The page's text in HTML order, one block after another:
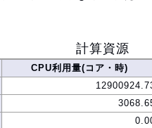
計算資源
CPU利用量(コア・時)